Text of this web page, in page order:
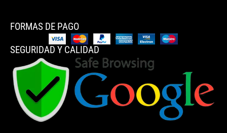
FORMAS DE PAGO
SEGURIDAD Y CALIDAD